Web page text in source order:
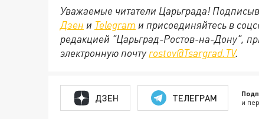
Уважаемые читатели Царьграда!
Дзен и Telegram и присоединяйтесь в
редакцией "Царьград-Ростов-на-Дону",
электронную почту rostov@Tsargrad.ТV.
ДЗЕН ТЕЛЕГРАМ и